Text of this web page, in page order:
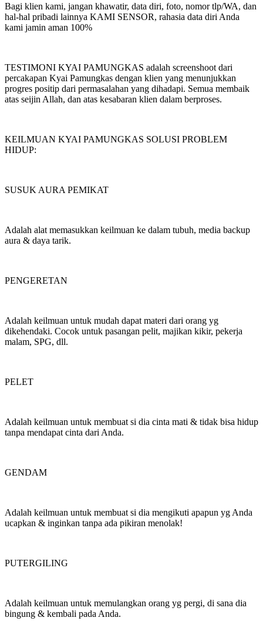
Bagi klien kami, jangan khawatir, data diri, foto, nomor tlp/WA, dan
hal-hal pribadi lainnya KAMI SENSOR, rahasia data diri Anda
kami jamin aman 100%
TESTIMONI KYAI PAMUNGKAS adalah screenshoot dari
percakapan Kyai Pamungkas dengan klien yang menunjukkan
progres positip dari permasalahan yang dihadapi. Semua membaik
atas seijin Allah, dan atas kesabaran klien dalam berproses.
KEILMUAN KYAI PAMUNGKAS SOLUSI PROBLEM
HIDUP:
SUSUK AURA PEMIKAT
Adalah alat memasukkan keilmuan ke dalam tubuh, media backup
aura & daya tarik.
PENGERETAN
Adalah keilmuan untuk mudah dapat materi dari orang yg
dikehendaki. Cocok untuk pasangan pelit, majikan kikir, pekerja
malam, SPG, dll.
PELET
Adalah keilmuan untuk membuat si dia cinta mati & tidak bisa hidup
tanpa mendapat cinta dari Anda.
GENDAM
Adalah keilmuan untuk membuat si dia mengikuti apapun yg Anda
ucapkan & inginkan tanpa ada pikiran menolak!
PUTERGILING
Adalah keilmuan untuk memulangkan orang yg pergi, di sana dia
bingung & kembali pada Anda.